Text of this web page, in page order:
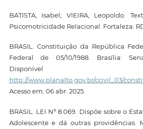
BATISTA, Isabel; VIEIRA, Leopoldo.
Psicomotricidade Relacional. Fortaleza:
BRASIL. Constituição da República
Federal de 05/10/1988. Brasília:
http://www.planalto.gov.br/ccivil_03/
Acesso em: 06 abr. 2025.
BRASIL. LEI Nº 8.069. Dispõe sobre o
Adolescente e dá outras providências.